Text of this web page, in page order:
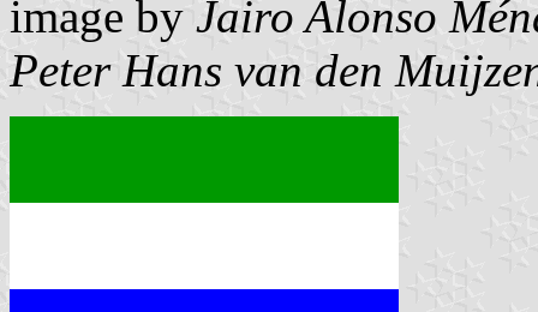
image by Jairo Alonso
Peter Hans van den